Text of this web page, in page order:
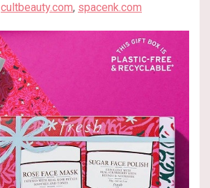
cultbeauty.com, spacenk.com